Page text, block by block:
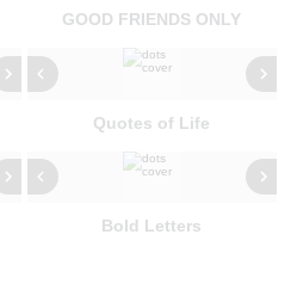
GOOD FRIENDS ONLY
Quotes of Life
Bold Letters